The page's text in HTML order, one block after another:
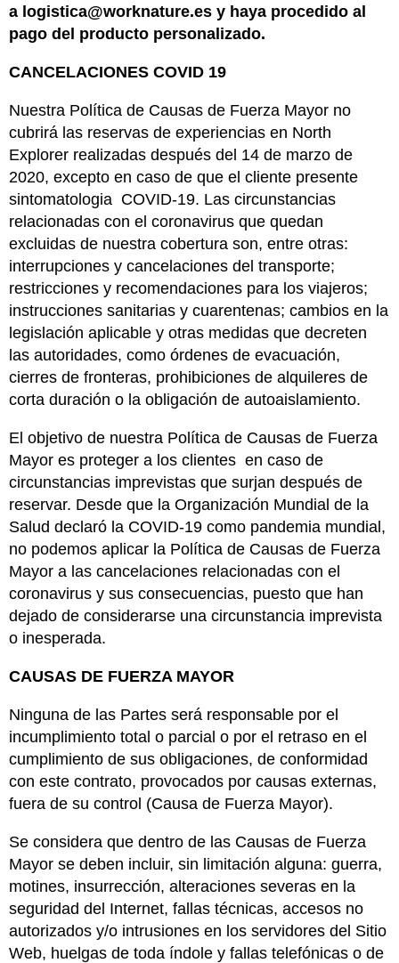
a logistica@worknature.es y haya procedido al
pago del producto personalizado.
CANCELACIONES COVID 19
Nuestra Política de Causas de Fuerza Mayor no
cubrirá las reservas de experiencias en North
Explorer realizadas después del 14 de marzo de
2020, excepto en caso de que el cliente presente
sintomatologia COVID-19. Las circunstancias
relacionadas con el coronavirus que quedan
excluidas de nuestra cobertura son, entre otras:
interrupciones y cancelaciones del transporte;
restricciones y recomendaciones para los viajeros;
instrucciones sanitarias y cuarentenas; cambios en la
legislación aplicable y otras medidas que decreten
las autoridades, como órdenes de evacuación,
cierres de fronteras, prohibiciones de alquileres de
corta duración o la obligación de autoaislamiento.
El objetivo de nuestra Política de Causas de Fuerza
Mayor es proteger a los clientes en caso de
circunstancias imprevistas que surjan después de
reservar. Desde que la Organización Mundial de la
Salud declaró la COVID-19 como pandemia mundial,
no podemos aplicar la Política de Causas de Fuerza
Mayor a las cancelaciones relacionadas con el
coronavirus y sus consecuencias, puesto que han
dejado de considerarse una circunstancia imprevista
o inesperada.
CAUSAS DE FUERZA MAYOR
Ninguna de las Partes será responsable por el
incumplimiento total o parcial o por el retraso en el
cumplimiento de sus obligaciones, de conformidad
con este contrato, provocados por causas externas,
fuera de su control (Causa de Fuerza Mayor).
Se considera que dentro de las Causas de Fuerza
Mayor se deben incluir, sin limitación alguna: guerra,
motines, insurrección, alteraciones severas en la
seguridad del Internet, fallas técnicas, accesos no
autorizados y/o intrusiones en los servidores del Sitio
Web, huelgas de toda índole y fallas telefónicas o de